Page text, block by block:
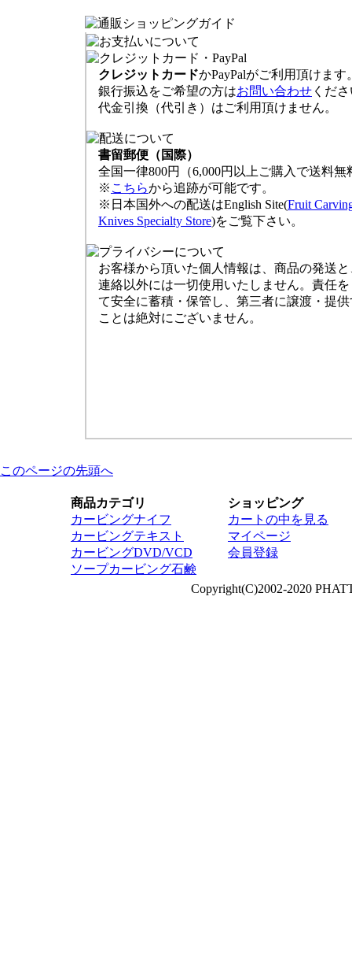
クレジットカードかPayPalがご利用頂けます
銀行振込をご希望の方はお問い合わせ くだ
代金引換（代引き）はご利用頂けません。
書留郵便（国際）
全国一律800円（6,000円以上ご購入で送料無
※ こちらから追跡が可能です。
※日本国外への配送はEnglish Site(Fruit
Knives Specialty Store)をご覧下さい。
お客様から頂いた個人情報は、商品の発送
連絡以外には一切使用いたしません。責任
て安全に蓄積・保管し、第三者に譲渡・提
ことは絶対にございません。
このページの先頭へ
商品カテゴリ
カービングナイフ
カービングテキスト
カービングDVD/VCD
ソープカービング石鹸
ショッピング
カートの中を見る
マイページ
会員登録
Copyright(C)2002-2020